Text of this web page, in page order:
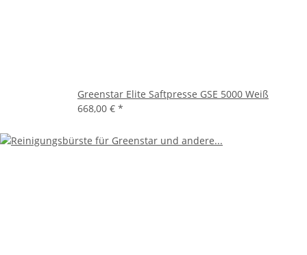
Greenstar Elite Saftpresse GSE 5000 Weiß
668,00 € *